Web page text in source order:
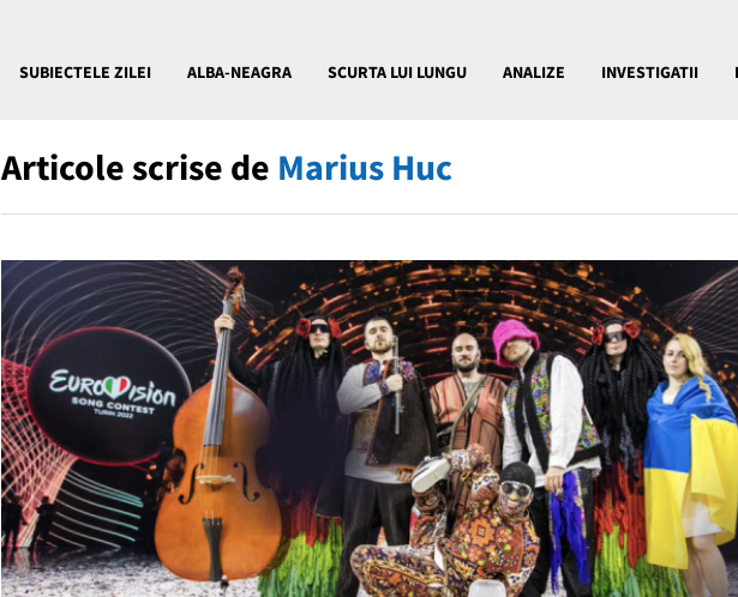
SUBIECTELE ZILEI ALBA-NEAGRA SCURTA LUI LUNGU ANALIZE INVESTIGATII
Articole scrise de Marius Huc